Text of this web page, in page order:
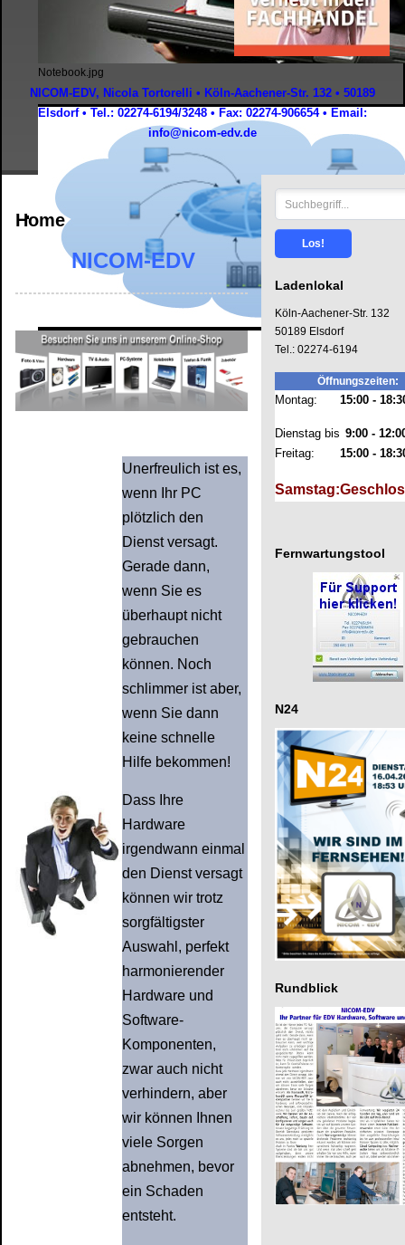
Notebook.jpg
clouding.jpg
NICOM-EDV, Nicola Tortorelli • Köln-Aachener-Str. 132 • 50189
Elsdorf • Tel.: 02274-6194/3248 • Fax: 02274-906654 • Email:
info@nicom-edv.de
Home
NICOM-EDV
Unerfreulich ist es,
wenn Ihr PC
plötzlich den
Dienst versagt.
Gerade dann,
wenn Sie es
überhaupt nicht
gebrauchen
können. Noch
schlimmer ist aber,
wenn Sie dann
keine schnelle
Hilfe bekommen!
Dass Ihre
Hardware
irgendwann einmal
den Dienst versagt
können wir trotz
sorgfältigster
Auswahl, perfekt
harmonierender
Hardware und
Software-
Komponenten,
zwar auch nicht
verhindern, aber
wir können Ihnen
viele Sorgen
abnehmen, bevor
ein Schaden
entsteht.
Suchen
...
Los!
Ladenlokal
Köln-Aachener-Str. 132
50189 Elsdorf
Tel.: 02274-6194
Öffnungszeiten:
Montag: 15:00 -
Dienstag bis
Freitag:
9:00 -
15:00 -
Samstag:
Fernwartungstool
N24
Rundblick